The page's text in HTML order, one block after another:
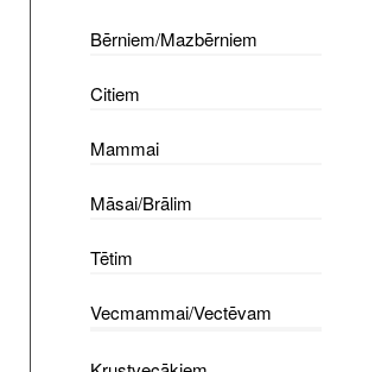
Bērniem/Mazbērniem
Citiem
Mammai
Māsai/Brālim
Tētim
Vecmammai/Vectēvam